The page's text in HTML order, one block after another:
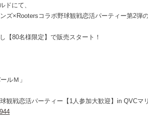
ドにて、
ズ×Rootersコラボ野球観戦恋活パーティー第2弾
【80名様限定】で販売スタート！
ルＭ」
観戦恋活パーティー【1人参加大歓迎】in QVCマ